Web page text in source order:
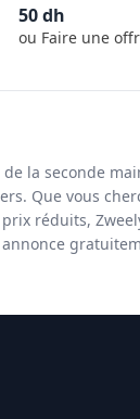
50dh
ou Faire une
la seconde
Que vous
réduits,